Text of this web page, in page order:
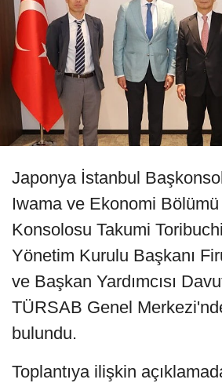
Japonya İstanbul
Iwama ve Ekonomi Bölümü
Konsolosu Takumi
Yönetim Kurulu Başkanı
ve Başkan Yardımcısı
TÜRSAB Genel
bulundu.
Toplantıya ilişkin